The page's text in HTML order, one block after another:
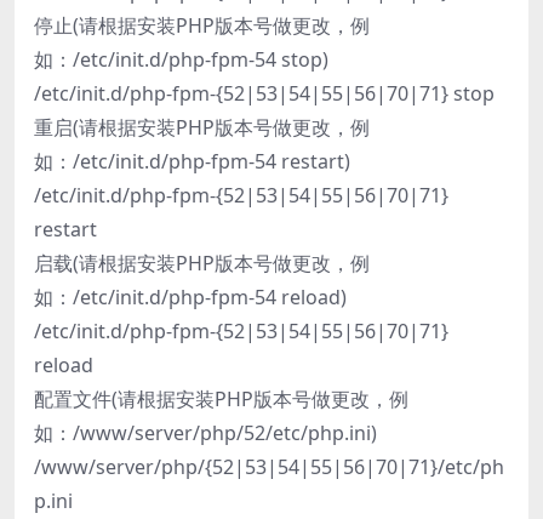
停止(请根据安装PHP版本号做更改，例
如：/etc/init.d/php-fpm-54 stop)
/etc/init.d/php-fpm-{52|53|54|55|56|70|71} stop
重启(请根据安装PHP版本号做更改，例
如：/etc/init.d/php-fpm-54 restart)
/etc/init.d/php-fpm-{52|53|54|55|56|70|71}
restart
启载(请根据安装PHP版本号做更改，例
如：/etc/init.d/php-fpm-54 reload)
/etc/init.d/php-fpm-{52|53|54|55|56|70|71}
reload
配置文件(请根据安装PHP版本号做更改，例
如：/www/server/php/52/etc/php.ini)
/www/server/php/{52|53|54|55|56|70|71}/etc/ph
p.ini